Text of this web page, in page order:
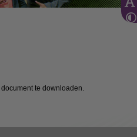
te downloaden.